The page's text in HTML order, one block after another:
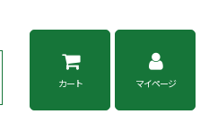
カート マイページ